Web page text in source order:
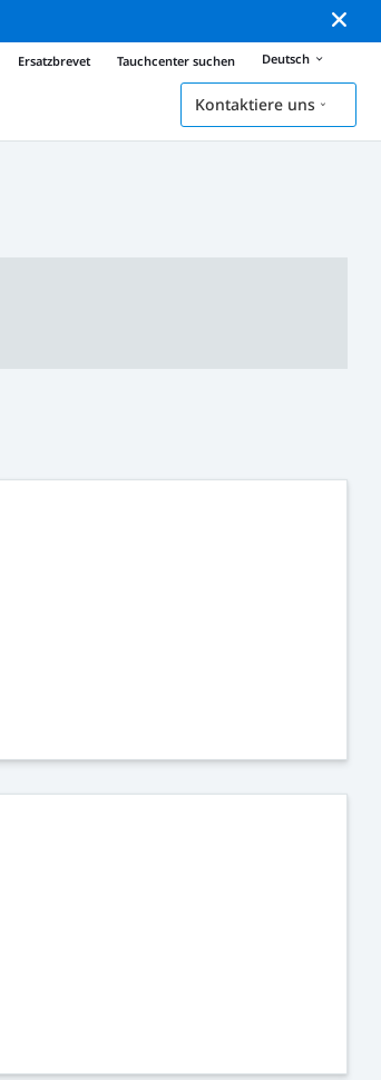
Ersatzbrevet Tauchcenter suchen Deutsch
Kontaktiere uns